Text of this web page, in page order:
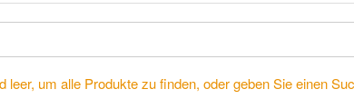
leer, um alle Produkte zu finden, oder geben Sie einen